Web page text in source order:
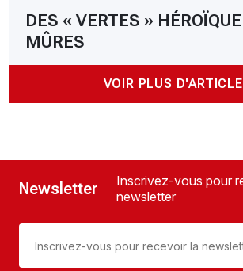
DES « VERTES »
MÛRES
VOIR PLUS
Newsletter
Inscrivez-vous pour
newsletter